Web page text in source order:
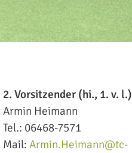
2. Vorsitzender (hi., 1. v. l.)
Armin Heimann
Tel.: 06468-7571
Mail: Armin.Heimann@tc-